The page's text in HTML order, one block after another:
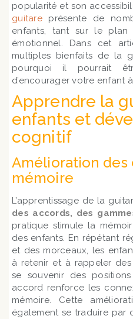
popularité et son
guitareprésente de
enfants, tant sur le
émotionnel. Dans cet
multiples bienfaits de la
pourquoi il pourrait
d’encourager votre enfant
Apprendre la
enfants et
cognitif
Amélioration des
mémoire
L’apprentissage de la
des accords, des
pratique stimule la
des enfants. En répétant
et des morceaux, les
à retenir et à rappeler des
se souvenir des
accord renforce les
mémoire. Cette
également se traduire par